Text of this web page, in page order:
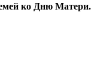
ко Дню Матери.